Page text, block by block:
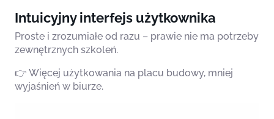
Intuicyjny interfejs użytkownika
Proste i zrozumiałe od razu – prawie nie ma potrzeby
zewnętrznych szkoleń.
👉 Więcej użytkowania na placu budowy, mniej
wyjaśnień w biurze.